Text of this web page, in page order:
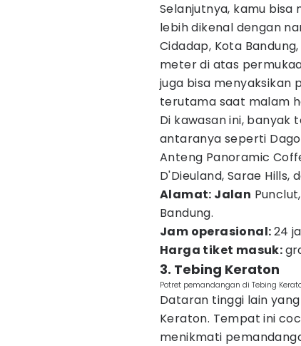
Selanjutnya, kamu bisa
lebih dikenal dengan
Cidadap, Kota
meter di atas
juga bisa menyaksikan
terutama saat malam
Di kawasan ini, banyak
antaranya seperti Dago
Anteng Panoramic
D'Dieuland, Sarae Hills,
Alamat: Jalan
Bandung.
Jam operasional:24
Harga tiket masuk:
3. Tebing Keraton
Potret pemandangan di Tebing
Dataran tinggi lain
Keraton. Tempat ini
menikmati